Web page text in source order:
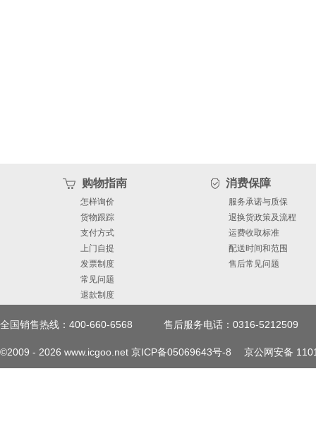
购物指南
怎样询价
货物跟踪
支付方式
上门自提
发票制度
常见问题
退款制度
消费保障
服务承诺与质保
退换货政策及流程
运费收取标准
配送时间和范围
售后常见问题
全国销售热线：400-660-6568 售后服务电话：0316-5212509
©2009 - 2026 www.icgoo.net 京ICP备05069643号-8 京公网安备